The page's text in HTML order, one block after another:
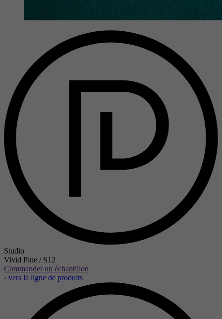
Studio
Vivid Pine / S12
Commander un échantillon
‹ vers la ligne de produits